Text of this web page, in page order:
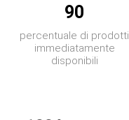
90
percentuale di prodotti
immediatamente
disponibili